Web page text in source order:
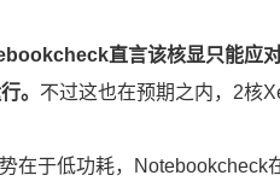
直言该核显只能应
。 不过这也在预期之内，2核
在于低功耗，Notebookcheck